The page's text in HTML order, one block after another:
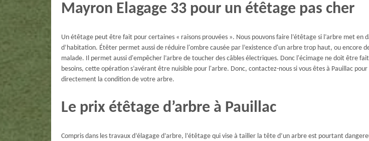
Mayron Elagage 33 pour un étêtage pas cher
Un étêtage peut être fait pour certaines « raisons prouvées ». Nous pouvons faire l’étêtage si l’arbre met en
d’habitation. Étêter permet aussi de réduire l'ombre causée par l’existence d'un arbre trop haut, ou encore
malade. Il permet aussi d'empêcher l’arbre de toucher des câbles électriques. Donc l'écimage ne doit être
besoins, cette opération s’avérant être nuisible pour l'arbre. Donc, contactez-nous si vous êtes à Pauillac
directement la condition de votre arbre.
Le prix étêtage d’arbre à Pauillac
Compris dans les travaux d’élagage d’arbre, l’étêtage qui vise à tailler la tête d’un arbre est pourtant